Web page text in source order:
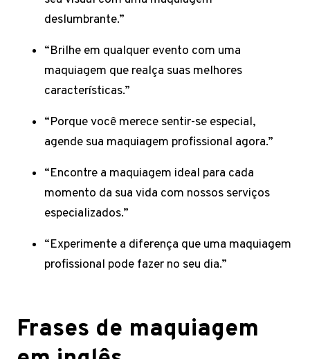
deslumbrante.”
“Brilhe em qualquer evento com uma
maquiagem que realça suas melhores
características.”
“Porque você merece sentir-se especial,
agende sua maquiagem profissional agora.”
“Encontre a maquiagem ideal para cada
momento da sua vida com nossos serviços
especializados.”
“Experimente a diferença que uma maquiagem
profissional pode fazer no seu dia.”
Frases de maquiagem